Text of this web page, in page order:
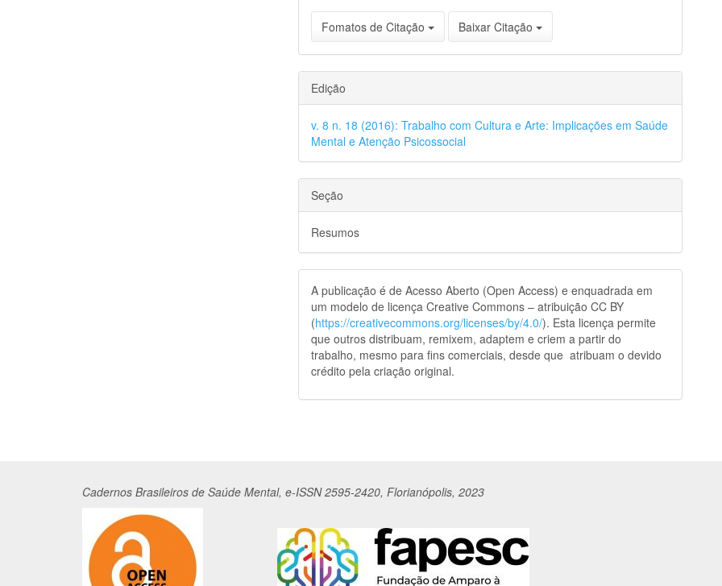
Fomatos de Citação Baixar Citação
Edição
v. 8 n. 18 (2016): Trabalho com Cultura e Arte: Implicações em Saúde
Mental e Atenção Psicossocial
Seção
Resumos
A publicação é de Acesso Aberto (Open Access) e enquadrada em
um modelo de licença Creative Commons – atribuição CC BY
(https://creativecommons.org/licenses/by/4.0/). Esta licença permite
que outros distribuam, remixem, adaptem e criem a partir do
trabalho, mesmo para fins comerciais, desde que atribuam o devido
crédito pela criação original.
Cadernos Brasileiros de Saúde Mental, e-ISSN 2595-2420, Florianópolis, 2023